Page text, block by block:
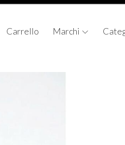
Carrello Marchi